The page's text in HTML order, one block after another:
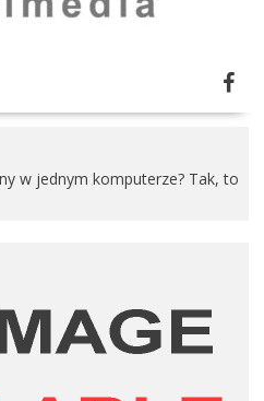
w jednym komputerze? Tak, to